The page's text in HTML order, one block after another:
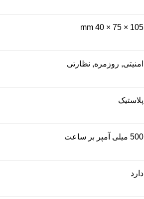
105 × 75 × 40 mm
امنیتی, روزمره, نظارتی
پلاستیک
500 میلی آمپر بر ساعت
دارد